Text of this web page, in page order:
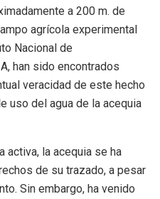
a 200 m. de
agrícola experimental
Nacional de
han sido encontrados
veracidad de este hecho
uso del agua de la acequia
activa, la acequia se ha
de su trazado, a pesar
Sin embargo, ha venido